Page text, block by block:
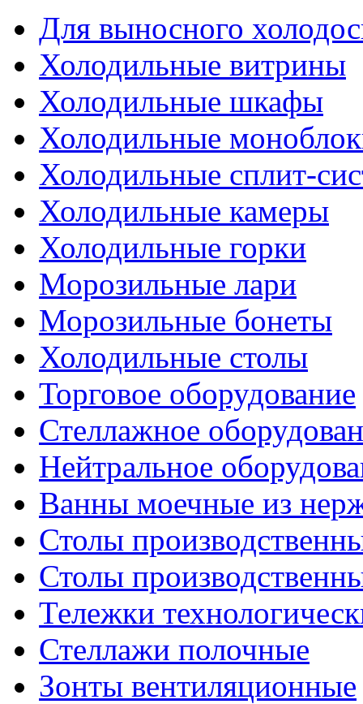
Для выносного
Холодильные витрины
Холодильные шкафы
Холодильные
Холодильные сплит-
Холодильные камеры
Холодильные горки
Морозильные лари
Морозильные бонеты
Холодильные столы
Торговое оборудование
Стеллажное
Нейтральное
Ванны моечные из
Столы
Столы
Тележки
Стеллажи полочные
Зонты вентиляционные